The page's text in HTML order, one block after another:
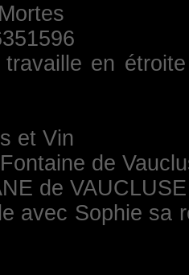
en
et Vin
de
de VAUCLUSE
avec Sophie sa